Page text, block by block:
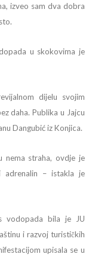
izveo sam dva dobra
u skokovima je
dijelu svojim
daha. Publika u Jajcu
Dangubić iz Konjica.
nema straha, ovdje je
– istakla je
vodopada bila je JU
i razvoj turističkih
upisala se u